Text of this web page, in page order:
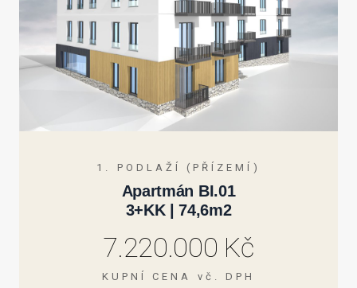
1. PODLAŽÍ (PŘÍZEMÍ)
Apartmán BI.01
3+KK | 74,6m2
7.220.000 Kč
KUPNÍ CENA vč. DPH